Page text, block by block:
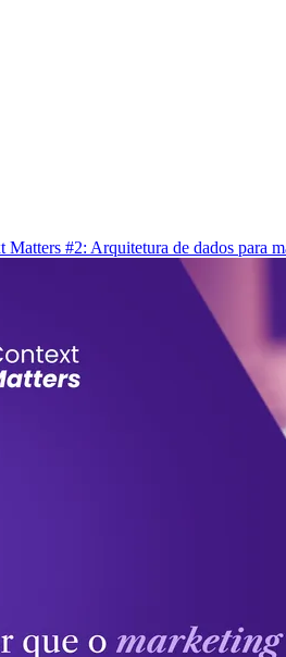
Matters #2: Arquitetura de dados para